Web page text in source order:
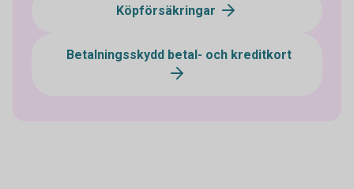
Köpförsäkringar
Betalningsskydd betal- och kreditkort